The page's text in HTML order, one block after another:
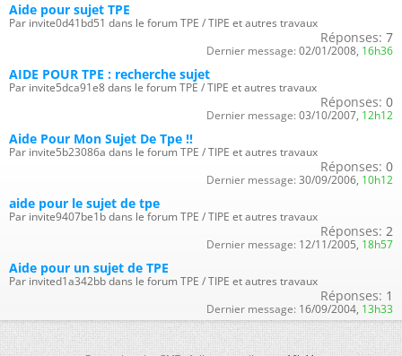
Aide pour sujet TPE
Par invite0d41bd51 dans le forum TPE / TIPE et autres travaux
Réponses: 7
Dernier message: 02/01/2008, 16h36
AIDE POUR TPE : recherche sujet
Par invite5dca91e8 dans le forum TPE / TIPE et autres travaux
Réponses: 0
Dernier message: 03/10/2007, 12h12
Aide Pour Mon Sujet De Tpe !!
Par invite5b23086a dans le forum TPE / TIPE et autres travaux
Réponses: 0
Dernier message: 30/09/2006, 10h12
aide pour le sujet de tpe
Par invite9407be1b dans le forum TPE / TIPE et autres travaux
Réponses: 2
Dernier message: 12/11/2005, 18h57
Aide pour un sujet de TPE
Par invited1a342bb dans le forum TPE / TIPE et autres travaux
Réponses: 1
Dernier message: 16/09/2004, 13h33